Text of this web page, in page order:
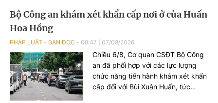
đoạt tài sản của người dân.
Bộ Công an khám xét khẩn cấp nơi ở của Huấn
Hoa Hồng
PHÁP LUẬT - BẠN ĐỌC 09:47 07/08/2026
Chiều 6/8, Cơ quan CSĐT Bộ Công
an đã phối hợp với các lực lượng
chức năng tiến hành khám xét khẩn
cấp đối với Bùi Xuân Huấn, tức